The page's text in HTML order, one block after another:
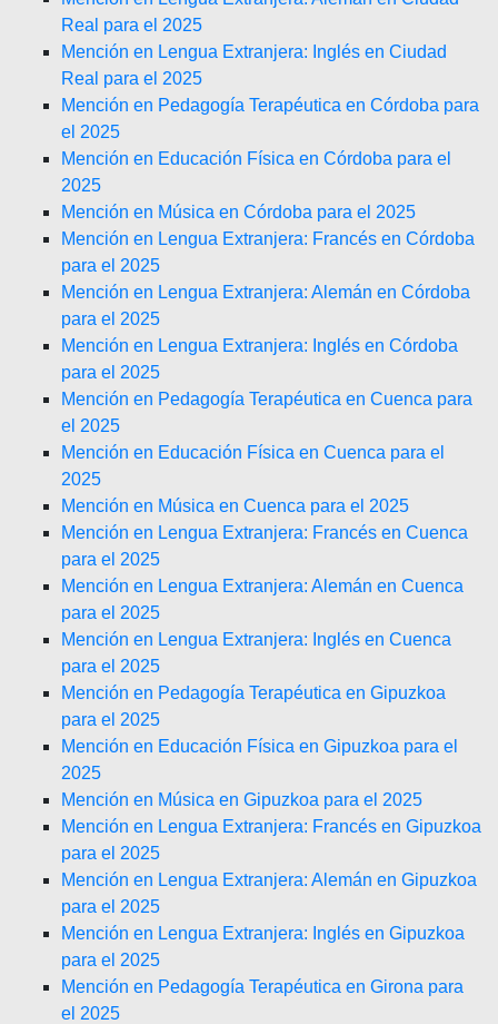
Real para el 2025
Mención en Lengua Extranjera: Inglés en Ciudad
Real para el 2025
Mención en Pedagogía Terapéutica en Córdoba para
el 2025
Mención en Educación Física en Córdoba para el
2025
Mención en Música en Córdoba para el 2025
Mención en Lengua Extranjera: Francés en Córdoba
para el 2025
Mención en Lengua Extranjera: Alemán en Córdoba
para el 2025
Mención en Lengua Extranjera: Inglés en Córdoba
para el 2025
Mención en Pedagogía Terapéutica en Cuenca para
el 2025
Mención en Educación Física en Cuenca para el
2025
Mención en Música en Cuenca para el 2025
Mención en Lengua Extranjera: Francés en Cuenca
para el 2025
Mención en Lengua Extranjera: Alemán en Cuenca
para el 2025
Mención en Lengua Extranjera: Inglés en Cuenca
para el 2025
Mención en Pedagogía Terapéutica en Gipuzkoa
para el 2025
Mención en Educación Física en Gipuzkoa para el
2025
Mención en Música en Gipuzkoa para el 2025
Mención en Lengua Extranjera: Francés en Gipuzkoa
para el 2025
Mención en Lengua Extranjera: Alemán en Gipuzkoa
para el 2025
Mención en Lengua Extranjera: Inglés en Gipuzkoa
para el 2025
Mención en Pedagogía Terapéutica en Girona para
el 2025